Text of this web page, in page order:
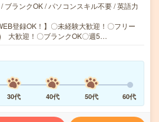
ブランクOK / パソコンスキル不要 / 英語力
登録OK！】〇未経験大歓迎！〇フリー
大歓迎！〇ブランクOK〇週5…
30代 40代 50代 60代